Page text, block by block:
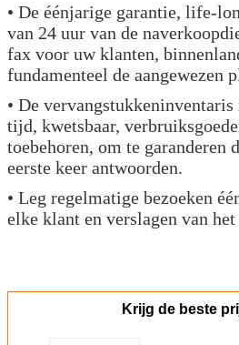
• De éénjarige garantie, life-
van 24 uur van de
fax voor uw klanten,
fundamenteel de aangewezen
• De
tijd, kwetsbaar,
toebehoren, om te garanderen
eerste keer antwoorden.
• Leg regelmatige bezoeken
elke klant en verslagen van
Krijg de beste